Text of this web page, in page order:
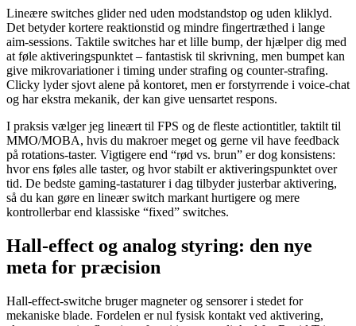
Lineære switches glider ned uden modstandstop og uden kliklyd.
Det betyder kortere reaktionstid og mindre fingertræthed i lange
aim-sessions. Taktile switches har et lille bump, der hjælper dig med
at føle aktiveringspunktet – fantastisk til skrivning, men bumpet kan
give mikrovariationer i timing under strafing og counter-strafing.
Clicky lyder sjovt alene på kontoret, men er forstyrrende i voice-chat
og har ekstra mekanik, der kan give uensartet respons.
I praksis vælger jeg lineært til FPS og de fleste actiontitler, taktilt til
MMO/MOBA, hvis du makroer meget og gerne vil have feedback
på rotations-taster. Vigtigere end “rød vs. brun” er dog konsistens:
hvor ens føles alle taster, og hvor stabilt er aktiveringspunktet over
tid. De bedste gaming-tastaturer i dag tilbyder justerbar aktivering,
så du kan gøre en lineær switch markant hurtigere og mere
kontrollerbar end klassiske “fixed” switches.
Hall-effect og analog styring: den nye
meta for præcision
Hall-effect-switche bruger magneter og sensorer i stedet for
mekaniske blade. Fordelen er nul fysisk kontakt ved aktivering,